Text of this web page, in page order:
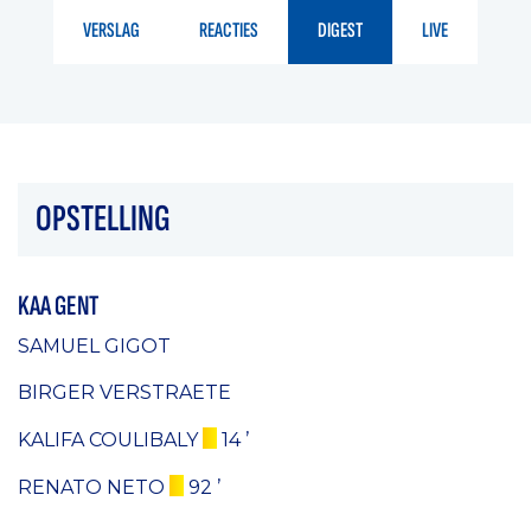
VERSLAG REACTIES DIGEST LIVE
OPSTELLING
KAA GENT
SAMUEL GIGOT
BIRGER VERSTRAETE
KALIFA COULIBALY 14 ’
RENATO NETO 92 ’